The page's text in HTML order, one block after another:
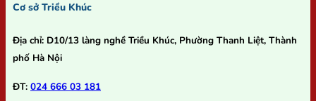
Cơ sở Triều Khúc
Địa chỉ: D10/13 làng nghề Triều Khúc, Phường Thanh Liệt, Thành
phố Hà Nội
ĐT: 024 666 03 181